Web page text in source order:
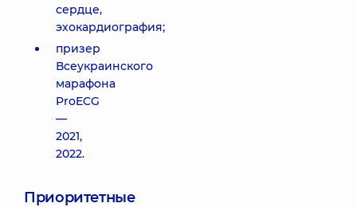
сердце,
эхокардиография;
призер
Всеукраинского
марафона
ProECG
—
2021,
2022.
Приоритетные